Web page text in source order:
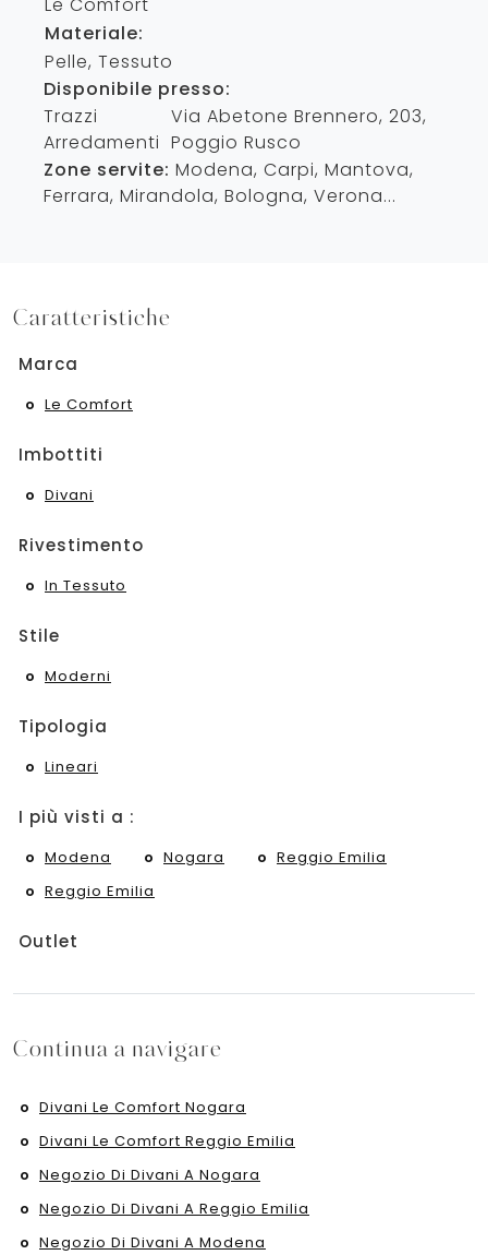
Le Comfort
Materiale:
Pelle, Tessuto
Disponibile presso:
Trazzi
Arredamenti
Via Abetone Brennero, 203,
Poggio Rusco
Zone servite: Modena, Carpi, Mantova,
Ferrara, Mirandola, Bologna, Verona...
Caratteristiche
Marca
Le Comfort
Imbottiti
Divani
Rivestimento
In Tessuto
Stile
Moderni
Tipologia
Lineari
I più visti a :
Modena Nogara
Reggio Emilia
Reggio Emilia
Outlet
Continua a navigare
Divani Le Comfort Nogara
Divani Le Comfort Reggio Emilia
Negozio Di Divani A Nogara
Negozio Di Divani A Reggio Emilia
Negozio Di Divani A Modena